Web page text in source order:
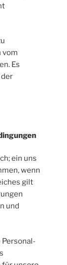
vom
Es
ein uns
wenn
gilt
und